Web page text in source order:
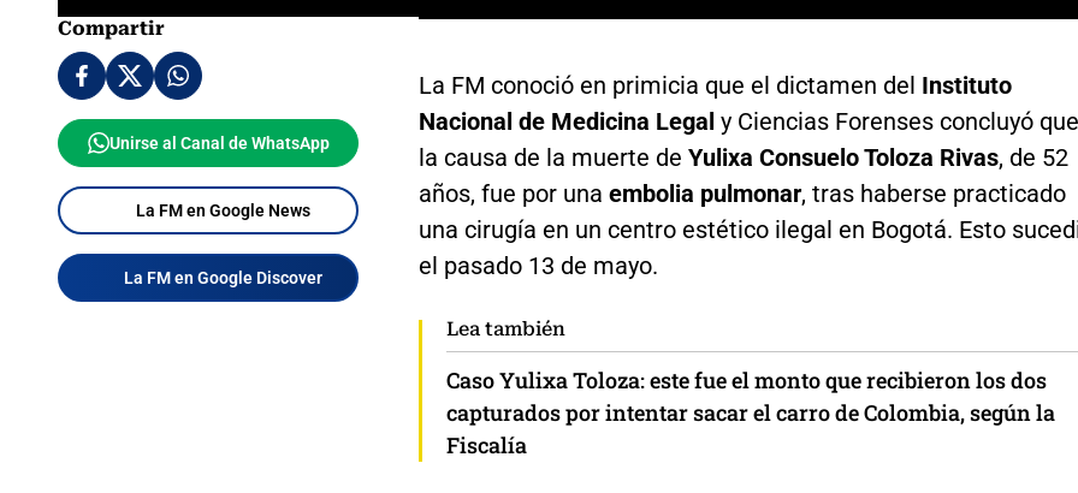
Compartir
Unirse al Canal de WhatsApp
La FM en Google News
La FM en Google Discover
La FM conoció en primicia que el dictamen del Instituto
Nacional de Medicina Legal y Ciencias Forenses concluyó que
la causa de la muerte de Yulixa Consuelo Toloza Rivas, de 52
años, fue por una embolia pulmonar, tras haberse practicado
una cirugía en un centro estético ilegal en Bogotá. Esto
el pasado 13 de mayo.
Lea también
Caso Yulixa Toloza: este fue el monto que recibieron los dos
capturados por intentar sacar el carro de Colombia, según la
Fiscalía